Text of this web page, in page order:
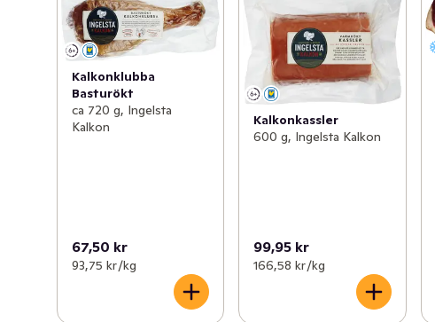
Kalkonklubba
Basturökt
ca 720 g, Ingelsta
Kalkon
67,50 kr
93,75 kr /kg
Kalkonkassler
600 g, Ingelsta Kalkon
99,95 kr
166,58 kr /kg